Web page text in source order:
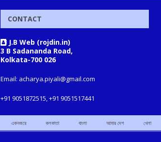
CONTACT
J.B Web (rojdin.in)
3 B Sadananda Road,
Kolkata-700 026
Email: acharya.piyali@gmail.com
+91 9051872515, +91 9051517441
একনজরে কলকাতা বাংলা আমার দেশ খেলা